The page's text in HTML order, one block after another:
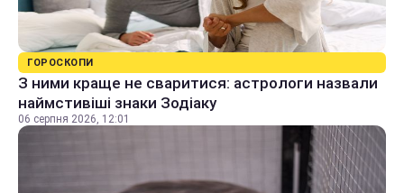
ГОРОСКОПИ
З ними краще не сваритися: астрологи назвали
наймстивіші знаки Зодіаку
06 серпня 2026, 12:01